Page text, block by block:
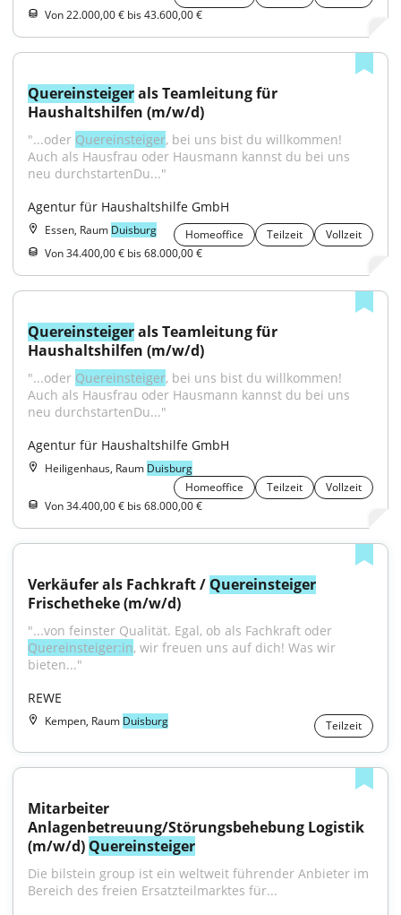
Von 22.000,00 € bis 43.600,00 €
Quereinsteiger als Teamleitung für
Haushaltshilfen (m/w/d)
"...oder Quereinsteiger, bei uns bist du willkommen!
Auch als Hausfrau oder Hausmann kannst du bei uns
neu durchstartenDu..."
Agentur für Haushaltshilfe GmbH
Essen, Raum Duisburg Homeoffice Teilzeit
Vollzeit
Von 34.400,00 € bis 68.000,00 €
Quereinsteiger als Teamleitung für
Haushaltshilfen (m/w/d)
"...oder Quereinsteiger, bei uns bist du willkommen!
Auch als Hausfrau oder Hausmann kannst du bei uns
neu durchstartenDu..."
Agentur für Haushaltshilfe GmbH
Heiligenhaus, Raum Duisburg
Homeoffice
Teilzeit
Vollzeit
Von 34.400,00 € bis 68.000,00 €
Verkäufer als Fachkraft / Quereinsteiger
Frischetheke (m/w/d)
Quereinsteiger:in, wir freuen uns auf dich! Was wir
bieten..."
REWE
Kempen, Raum Duisburg Teilzeit
Mitarbeiter
Anlagenbetreuung/Störungsbehebung Logistik
(m/w/d) Quereinsteiger
Die bilstein group ist ein weltweit führender Anbieter im
Bereich des freien Ersatzteilmarktes für...